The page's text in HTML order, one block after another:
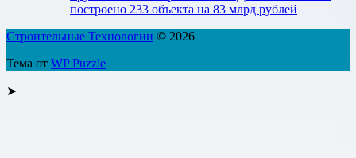
построено 233 объекта на 83 млрд рублей
Строительные Технологии © 2026
Тема от WP Puzzle
➤